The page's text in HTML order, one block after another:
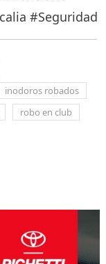
#Seguridad
inodoros robados
robo en club